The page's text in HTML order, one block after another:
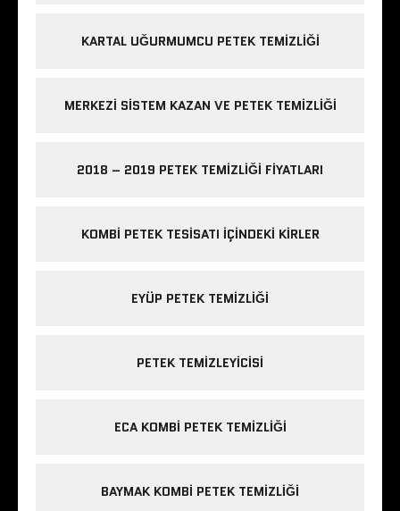
KARTAL UĞURMUMCU PETEK TEMIZLIĞI
MERKEZI SISTEM KAZAN VE PETEK TEMIZLIĞI
2018 – 2019 PETEK TEMIZLIĞI FIYATLARI
KOMBI PETEK TESISATI IÇINDEKI KIRLER
EYÜP PETEK TEMIZLIĞI
PETEK TEMIZLEYICISI
ECA KOMBI PETEK TEMIZLIĞI
BAYMAK KOMBI PETEK TEMIZLIĞI